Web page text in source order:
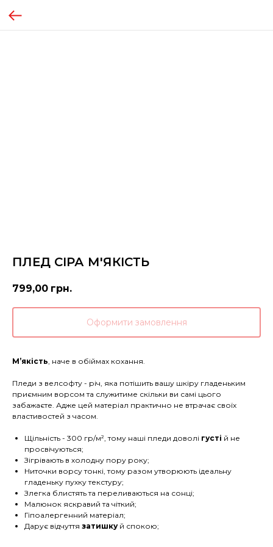
ПЛЕД СІРА М'ЯКІСТЬ
799,00 грн.
Оформити замовлення
М’якість, наче в обіймах кохання.
Пледи з велсофту - річ, яка потішить вашу шкіру гладеньким
приємним ворсом та служитиме скільки ви самі цього
забажаєте. Адже цей матеріал практично не втрачає своїх
властивостей з часом.
Щільність - 300 гр/м², тому наші пледи доволі густі й не
просвічуються;
Зігрівають в холодну пору року;
Ниточки ворсу тонкі, тому разом утворюють ідеальну
гладеньку пухку текстуру;
Злегка блистять та переливаються на сонці;
Малюнок яскравий та чіткий;
Гіпоалергенний матеріал;
Дарує відчуття затишкуй спокою;